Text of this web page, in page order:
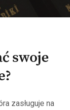
swoje
zasługuje na